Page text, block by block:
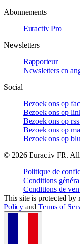
Abonnements
Euractiv Pro
Newsletters
Rapporteur
Newsletters en
Social
Bezoek ons op
Bezoek ons op
Bezoek ons op
Bezoek ons op
Bezoek ons op
© 2026 Euractiv FR. All
Politique de
Conditions
Conditions de
This site is protected
Policy and Terms of